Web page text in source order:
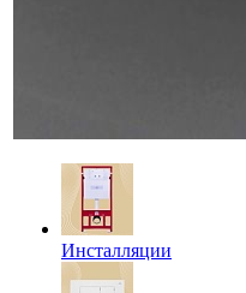
Инсталляции